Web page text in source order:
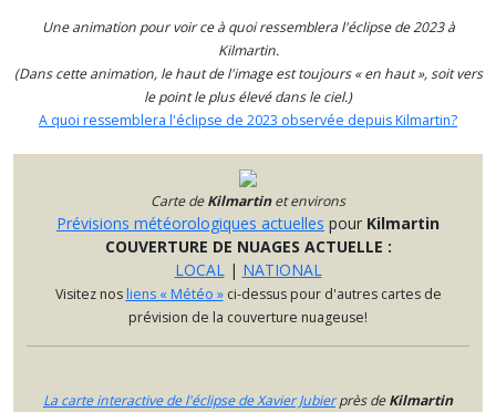
Une animation pour voir ce à quoi ressemblera l'éclipse de 2023 à
Kilmartin.
(Dans cette animation, le haut de l'image est toujours « en haut », soit vers
le point le plus élevé dans le ciel.)
A quoi ressemblera l'éclipse de 2023 observée depuis Kilmartin?
CartedeKilmartinet environs
Prévisions météorologiques actuelles pour Kilmartin
COUVERTURE DE NUAGES ACTUELLE :
LOCAL| NATIONAL
Visitez nosliens « Météo »ci-dessus pour d'autres cartes de
prévision de la couverture nuageuse!
La carte interactive de l'éclipse de Xavier Jubierprès deKilmartin